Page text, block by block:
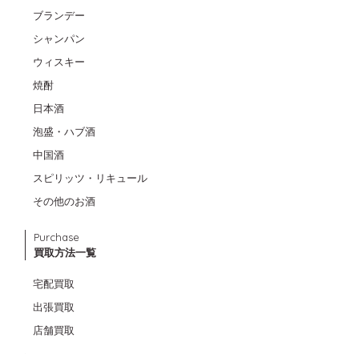
ブランデー
シャンパン
ウィスキー
焼酎
日本酒
泡盛・ハブ酒
中国酒
スピリッツ・リキュール
その他のお酒
Purchase
買取方法一覧
宅配買取
出張買取
店舗買取